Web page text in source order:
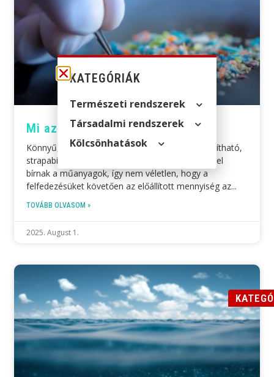
Mi az a mikroműanyag?
Könnyű, sokrétűen felhasználható, olcsón előállítható,
strapabíró. Ezekkel a nagyon előnyös jellemzőkkel
bírnak a műanyagok, így nem véletlen, hogy a
felfedezésüket követően az előállított mennyiség az
TOVÁBB OLVASOM »
2025. August 1.
KATEGÓRIÁK
Természeti rendszerek
Társadalmi rendszerek
Kölcsön­hatások